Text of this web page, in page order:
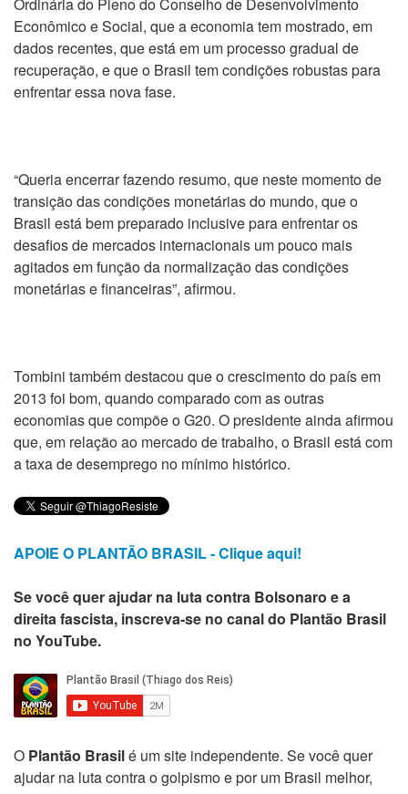
Econômico e Social, que a economia tem mostrado, em
dados recentes, que está em um processo gradual de
recuperação, e que o Brasil tem condições robustas para
enfrentar essa nova fase.
“Queria encerrar fazendo resumo, que neste momento de
transição das condições monetárias do mundo, que o
Brasil está bem preparado inclusive para enfrentar os
desafios de mercados internacionais um pouco mais
agitados em função da normalização das condições
monetárias e financeiras”, afirmou.
Tombini também destacou que o crescimento do país em
2013 foi bom, quando comparado com as outras
economias que compõe o G20. O presidente ainda afirmou
que, em relação ao mercado de trabalho, o Brasil está com
a taxa de desemprego no mínimo histórico.
APOIE O PLANTÃO BRASIL - Clique aqui!
Se você quer ajudar na luta contra Bolsonaro e a
direita fascista, inscreva-se no canal do Plantão Brasil
no YouTube.
O Plantão Brasilé um site independente. Se você quer
ajudar na luta contra o golpismo e por um Brasil melhor,